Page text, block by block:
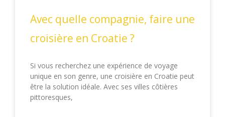
Avec quelle compagnie, faire une
croisière en Croatie ?
Si vous recherchez une expérience de voyage
unique en son genre, une croisière en Croatie peut
être la solution idéale. Avec ses villes côtières
pittoresques,